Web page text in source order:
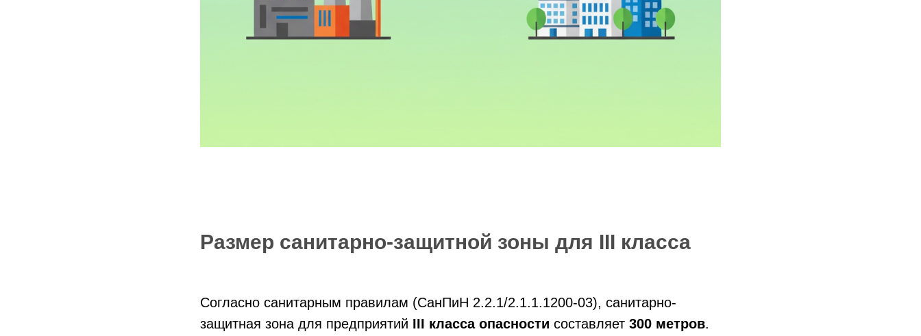
Размер санитарно-защитной зоны для III класса
Согласно санитарным правилам (СанПиН 2.2.1/2.1.1.1200-03), санитарно-
защитная зона для предприятий III класса опасности составляет 300 метров.